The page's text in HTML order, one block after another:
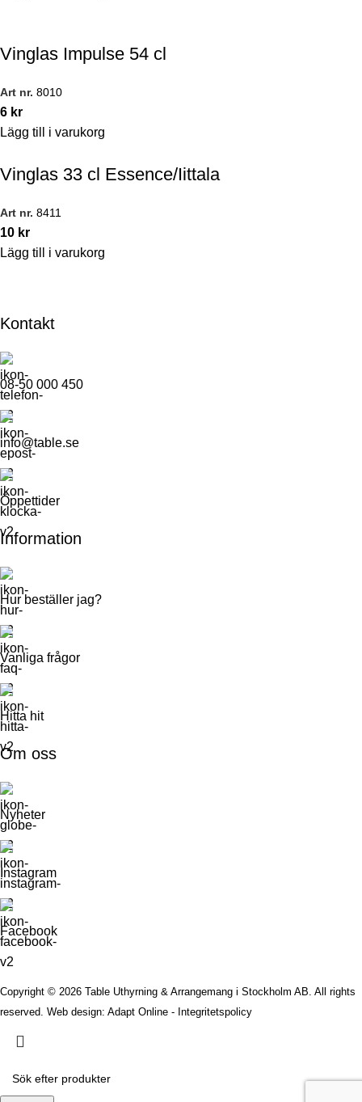
Vinglas Impulse 54 cl
Art nr. 8010
6 kr
Lägg till i varukorg
Vinglas 33 cl Essence/Iittala
Art nr. 8411
10 kr
Lägg till i varukorg
Kontakt
08-50 000 450
info@table.se
Öppettider
Information
Hur beställer jag?
Vanliga frågor
Hitta hit
Om oss
Nyheter
Instagram
Facebook
Copyright © 2026 Table Uthyrning & Arrangemang i Stockholm AB. All rights
reserved​​. Web design: Adapt Online - Integritetspolicy